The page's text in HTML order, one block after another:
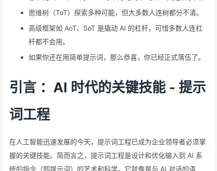
思维树（ToT）探索多种可能，但大多数人连树都分不清。
高级框架如 AoT、SoT 是撬动 AI 的杠杆，可惜多数人连杠
杆都不会用。
如果你还在用简单提示词，那么恭喜，你已经正式落伍了。
引言 ：AI 时代的关键技能 - 提示
词工程
在人工智能迅速发展的今天，提示词工程已成为企业领导者必须掌
握的关键技能。简而言之，提示词工程是设计和优化输入到 AI 系
统的指令（即提示词）的艺术和科学。它就像是与 AI 对话的语